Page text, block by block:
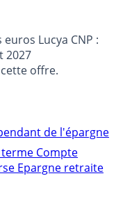
euros Lucya CNP :
2027
offre.
de l'épargne
terme Compte
Epargne retraite